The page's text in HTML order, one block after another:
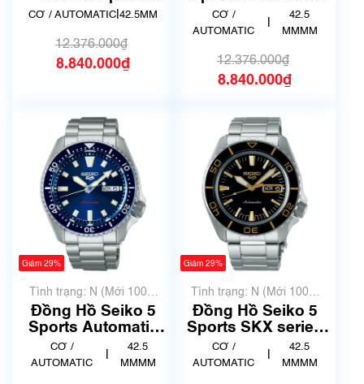
Automatic SB-
CƠ / AUTOMATIC 42.5MM
12.376.000₫
8.840.000₫
SB-SA307
CƠ /
AUTOMATIC
42.5
MMMM
12.376.000₫
8.840.000₫
Giảm 29%
Tình trạng: N (Mới 100%
chưa qua sử dụng)
Đồng Hồ Seiko 5
Sports Automatic
SB-SA303
CƠ /
AUTOMATIC
42.5
MMMM
Giảm 29%
Tình trạng: N (Mới 100%
chưa qua sử dụng)
Đồng Hồ Seiko 5
Sports SKX series
SB-SA261
CƠ /
AUTOMATIC
42.5
MMMM